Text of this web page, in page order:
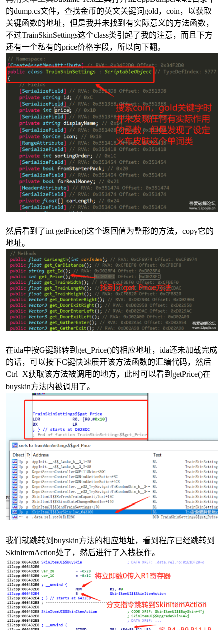
的dump.cs文件，查找金币的英文关键词gold，coin，以获取
关键函数的地址，但是我并未找到有实际意义的方法函数，
不过TrainSkinSettings这个class类引起了我的注意，而且下方
还有一个私有的price价格字段，所以向下翻。
然后看到了int getPrice()这个返回值为整形的方法，copy它的
地址。
在ida中按G键跳转到 get_Price()的相应地址，ida还未加载完成
的话，可以按下C键快速展开该方法函数的汇编代码，然后
Ctrl+X获取该方法被调用的地方，此时可以看到 getPrice()在
buyskin方法内被调用了。
我们就跳转到 buyskin方法的相应地址，看到程序已经跳转到
SkinItemAction处了，然后进行了入栈操作。